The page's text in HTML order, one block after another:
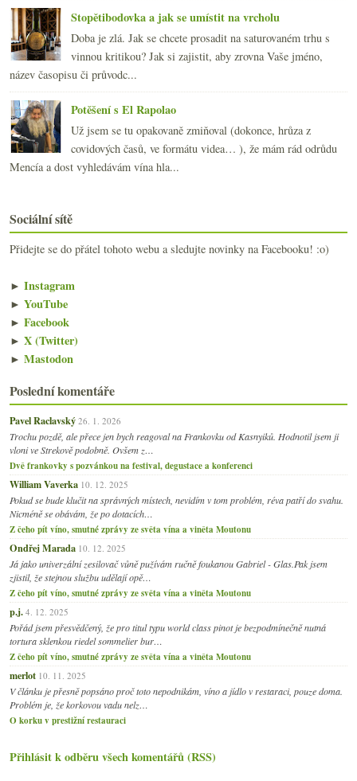
Stopětibodovka a jak se umístit na vrcholu
Doba je zlá. Jak se chcete prosadit na saturovaném trhu s
vinnou kritikou? Jak si zajistit, aby zrovna Vaše jméno,
název časopisu či průvodc...
Potěšení s El Rapolao
Už jsem se tu opakovaně zmiňoval (dokonce, hrůza z
covidových časů, ve formátu videa… ), že mám rád odrůdu
Mencía a dost vyhledávám vína hla...
Sociální sítě
Přidejte se do přátel tohoto webu a sledujte novinky na Facebooku! :o)
► Instagram
► YouTube
► Facebook
► X (Twitter)
► Mastodon
Poslední komentáře
Pavel Raclavský 26. 1. 2026
Trochu pozdě, ale přece jen bych reagoval na Frankovku od Kasnyiků. Hodnotil jsem ji
vloni ve Strekově podobně. Ovšem z…
Dvě frankovky s pozvánkou na festival, degustace a konferenci
William Vaverka 10. 12. 2025
Pokud se bude klučit na správných místech, nevidím v tom problém, réva patří do svahu.
Nicméně se obávám, že po dotacích…
Z čeho pít víno, smutné zprávy ze světa vína a viněta Moutonu
Ondřej Marada 10. 12. 2025
Já jako univerzální zesilovač vůně pužívám ručně foukanou Gabriel - Glas.Pak jsem
zjistil, že stejnou službu udělají opě…
Z čeho pít víno, smutné zprávy ze světa vína a viněta Moutonu
p.j. 4. 12. 2025
Pořád jsem přesvědčený, že pro titul typu world class pinot je bezpodmínečně nutná
tortura sklenkou riedel sommelier bur…
Z čeho pít víno, smutné zprávy ze světa vína a viněta Moutonu
merlot 10. 11. 2025
V článku je přesně popsáno proč toto nepodnikám, víno a jídlo v restaraci, pouze doma.
Problém je, že korkovou vadu nelz…
O korku v prestižní restauraci
Přihlásit k odběru všech komentářů (RSS)